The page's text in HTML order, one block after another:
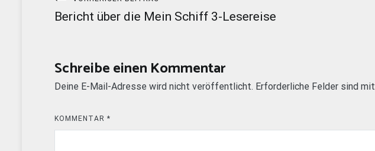
Beitragsnavigation
Bericht über die Mein Schiff 3-Lesereise
Schreibe einen Kommentar
Deine E-Mail-Adresse wird nicht veröffentlicht. Erforderliche Felder sind mit
KOMMENTAR *